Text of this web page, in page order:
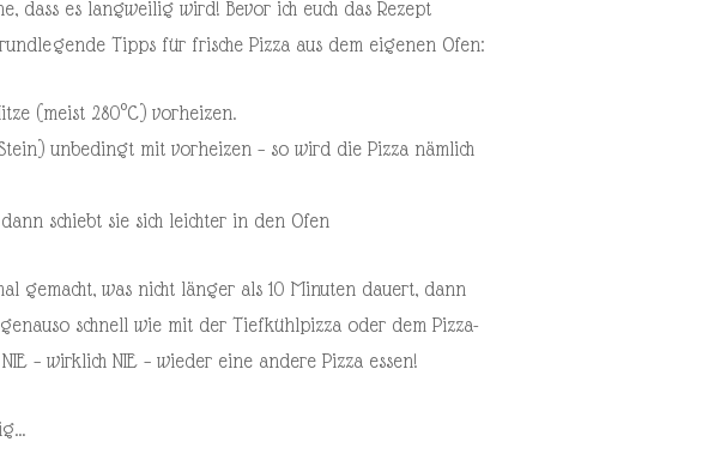
dass es langweilig wird! Bevor ich euch das Rezept
Tipps für frische Pizza aus dem eigenen Ofen:
(meist 280°C) vorheizen.
unbedingt mit vorheizen – so wird die Pizza nämlich
schiebt sie sich leichter in den Ofen
gemacht, was nicht länger als 10 Minuten dauert, dann
schnell wie mit der Tiefkühlpizza oder dem Pizza-
– wirklich NIE – wieder eine andere Pizza essen!